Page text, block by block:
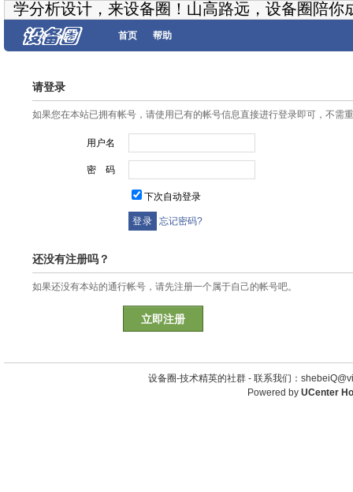
学分析设计，来设备圈！山高路远，设备圈陪你
首页 帮助
请登录
如果您在本站已拥有帐号，请使用已有的帐号信息直接进行登录即可，不需
用户名
密 码
下次自动登录
忘记密码?
还没有注册吗？
如果还没有本站的通行帐号，请先注册一个属于自己的帐号吧。
立即注册
设备圈-技术精英的社群 - 联系我们：
Powered by UCenter